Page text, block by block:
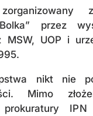
przez
MSW, UOP i
nikt nie
Mimo